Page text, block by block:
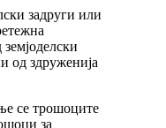
задруги или
од здруженија
се трошоците
за